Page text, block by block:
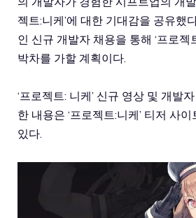
젝트:니케’에 대한 기대감을 공유했
인 신규 개발자 채용을 통해 ‘프로젝
박차를 가할 계획이다.
‘프로젝트: 니케’ 신규 영상 및 개발
한 내용은 ‘프로젝트:니케’ 티저 사
있다.